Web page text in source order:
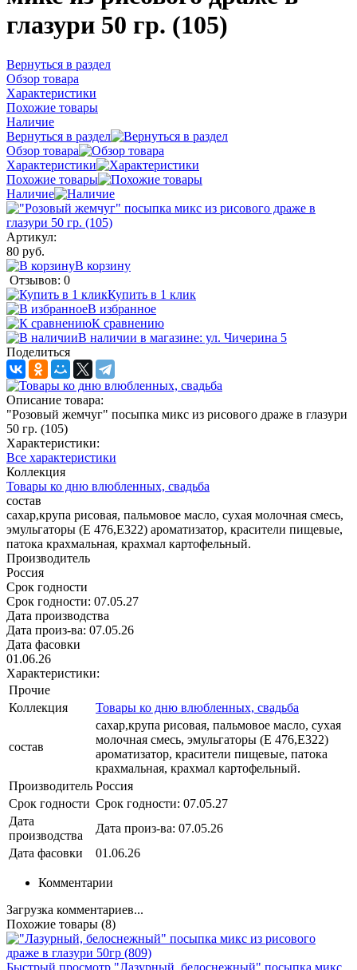
глазури 50 гр. (105)
Вернуться в раздел
Обзор товара
Характеристики
Похожие товары
Наличие
Вернуться в раздел
Обзор товара
Характеристики
Похожие товары
Наличие
Артикул:
80 руб.
В корзину
Отзывов: 0
Купить в 1 клик
В избранное
К сравнению
В наличии в магазине: ул. Чичерина 5
Поделиться
Описание товара:
"Розовый жемчуг" посыпка микс из рисового драже в глазури
50 гр. (105)
Характеристики:
Все характеристики
Коллекция
Товары ко дню влюбленных, свадьба
состав
сахар,крупа рисовая, пальмовое масло, сухая молочная смесь,
эмульгаторы (Е 476,Е322) ароматизатор, красители пищевые,
патока крахмальная, крахмал картофельный.
Производитель
Россия
Срок годности
Срок годности: 07.05.27
Дата производства
Дата произ-ва: 07.05.26
Дата фасовки
01.06.26
Характеристики:
Прочие
Коллекция
Товары ко дню влюбленных, свадьба
состав
сахар,крупа рисовая, пальмовое масло, сухая
молочная смесь, эмульгаторы (Е 476,Е322)
ароматизатор, красители пищевые, патока
крахмальная, крахмал картофельный.
Производитель Россия
Срок годности Срок годности: 07.05.27
Дата
производства
Дата произ-ва: 07.05.26
Дата фасовки
01.06.26
Комментарии
Загрузка комментариев...
Похожие товары (8)
Быстрый просмотр "Лазурный, белоснежный" посыпка микс